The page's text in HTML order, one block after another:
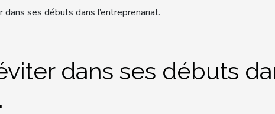
dans ses débuts dans l’entreprenariat.
dans ses débuts